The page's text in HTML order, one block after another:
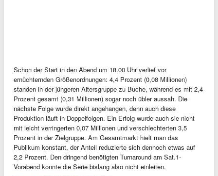
Schon der Start in den Abend um 18.00 Uhr verlief vor
ernüchternden Größenordnungen: 4,4 Prozent (0,08 Millionen)
standen in der jüngeren Altersgruppe zu Buche, während es mit 2,4
Prozent gesamt (0,31 Millionen) sogar noch übler aussah. Die
nächste Folge wurde direkt angehangen, denn auch diese
Produktion läuft in Doppelfolgen. Ein Erfolg wurde auch sie nicht
mit leicht verringerten 0,07 Millionen und verschlechterten 3,5
Prozent in der Zielgruppe. Am Gesamtmarkt hielt man das
Publikum konstant, der Anteil reduzierte sich dennoch etwas auf
2,2 Prozent. Den dringend benötigten Turnaround am Sat.1-
Vorabend konnte die Serie bislang also nicht einleiten.